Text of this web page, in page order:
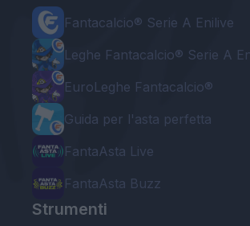
Fantacalcio® Serie A Enilive
Leghe Fantacalcio® Serie A
EuroLeghe Fantacalcio®
Guida per l'asta perfetta
FantaAsta Live
FantaAsta Buzz
Strumenti